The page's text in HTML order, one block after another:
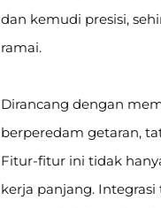
dan kemudi presisi,
ramai.
Dirancang dengan
berperedam getaran,
Fitur-fitur ini tidak
kerja panjang.